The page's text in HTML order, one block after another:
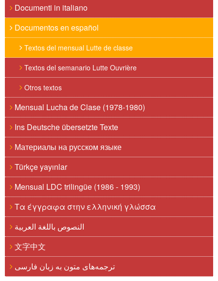
Documenti in italiano
Documentos en español
Textos del mensual Lutte de classe
Textos del semanario Lutte Ouvrière
Otros textos
Mensual Lucha de Clase (1978-1980)
Ins Deutsche übersetzte Texte
Материалы на русском языке
Türkçe yayınlar
Mensual LDC trilingüe (1986 - 1993)
Τα έγγραφα στην ελληνική γλώσσα
النصوص باللغة العربية
文字中文
ترجمه‌های متون به زبان فارسی